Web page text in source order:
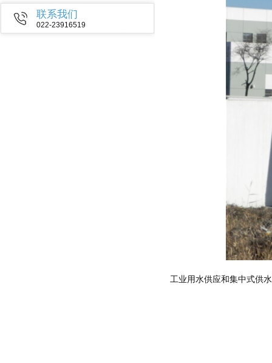
联系我们
022-23916519
工业用水供应和集中式供水